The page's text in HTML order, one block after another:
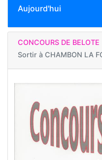
Aujourd'hui
CONCOURS DE BELOTE
Sortir à CHAMBON LA